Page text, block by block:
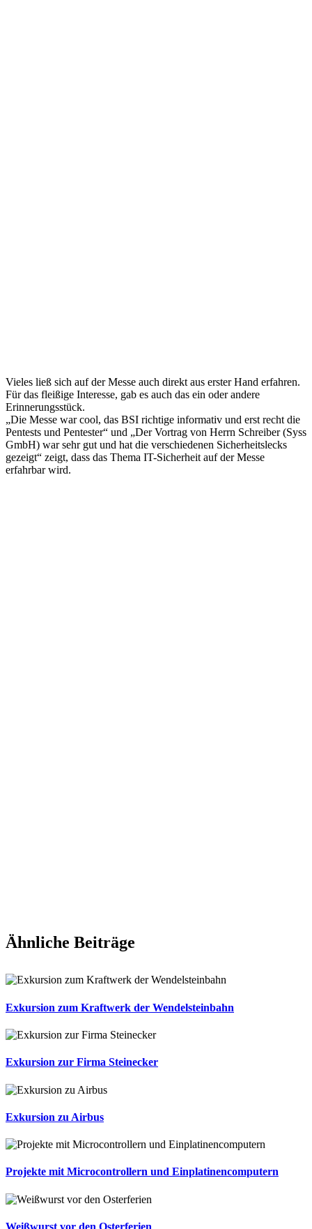
Vieles ließ sich auf der Messe auch direkt aus erster Hand erfahren.
Für das fleißige Interesse, gab es auch das ein oder andere
Erinnerungsstück.
„Die Messe war cool, das BSI richtige informativ und erst recht die
Pentests und Pentester“ und „Der Vortrag von Herrn Schreiber (Syss
GmbH) war sehr gut und hat die verschiedenen Sicherheitslecks
gezeigt“ zeigt, dass das Thema IT-Sicherheit auf der Messe
erfahrbar wird.
Ähnliche Beiträge
Exkursion zum Kraftwerk der Wendelsteinbahn
Exkursion zur Firma Steinecker
Exkursion zu Airbus
Projekte mit Microcontrollern und Einplatinencomputern
Weißwurst vor den Osterferien